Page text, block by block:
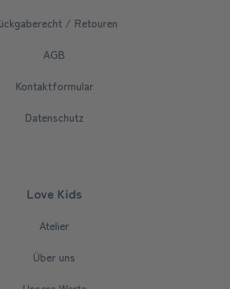
/ Retouren
AGB
Kontaktformular
Datenschutz
Love Kids
Atelier
Über uns